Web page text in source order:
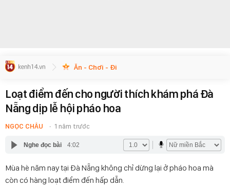
Ăn - Chơi - Đi
Loạt điểm đến cho người thích khám phá Đà
Nẵng dịp lễ hội pháo hoa
NGỌC CHÂU 1 năm trước
Nghe đọc bài 4:02
Mùa hè năm nay tại Đà Nẵng không chỉ dừng lại ở pháo hoa mà
còn có hàng loạt điểm đến hấp dẫn.